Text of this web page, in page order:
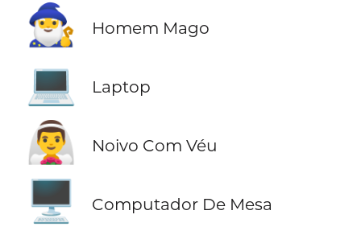
🧙‍♂️ Homem Mago
💻 Laptop
👰‍♂️ Noivo Com Véu
🖥️ Computador De Mesa